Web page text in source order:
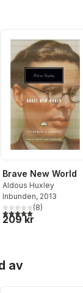
röster:
Brave New World
Aldous Huxley
Inbunden, 2013
5,0utav 5 stjärnor.
(8)
209 kr
av